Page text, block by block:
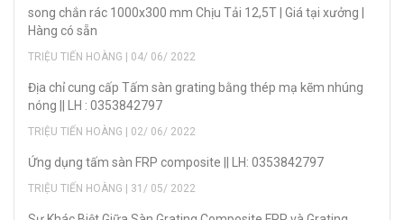
song chắn rác 1000x300 mm Chịu Tải 12,5T | Giá tại xưởng |
Hàng có sẵn
TRIỆU TIẾN HOÀNG | 04/ 06/ 2022
Địa chỉ cung cấp Tấm sàn grating bằng thép mạ kẽm nhúng
nóng || LH : 0353842797
TRIỆU TIẾN HOÀNG | 02/ 06/ 2022
Ứng dụng tấm sàn FRP composite || LH: 0353842797
TRIỆU TIẾN HOÀNG | 31/ 05/ 2022